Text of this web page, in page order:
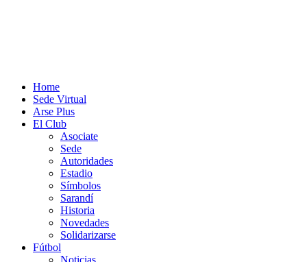
Home
Sede Virtual
Arse Plus
El Club
Asociate
Sede
Autoridades
Estadio
Símbolos
Sarandí
Historia
Novedades
Solidarizarse
Fútbol
Noticias